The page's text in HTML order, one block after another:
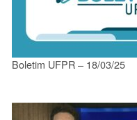
Boletim UFPR – 18/03/25